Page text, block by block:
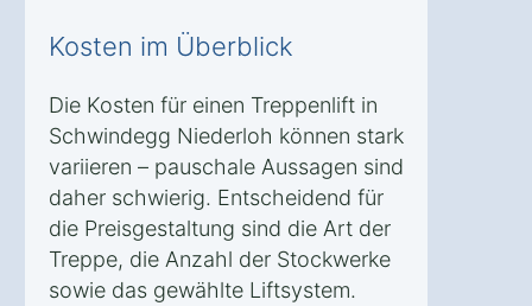
Kosten im Überblick
Die Kosten für einen Treppenlift in
Schwindegg Niederloh können stark
variieren – pauschale Aussagen sind
daher schwierig. Entscheidend für
die Preisgestaltung sind die Art der
Treppe, die Anzahl der Stockwerke
sowie das gewählte Liftsystem.